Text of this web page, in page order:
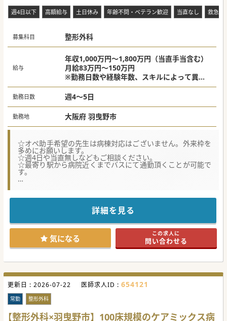
週4日以下 高額給与 土日休み 年齢不問・ベテラン歓迎 当直なし 救急対
募集科目 整形外科
給与
年収1,000万円～1,800万円（当直手当含む）
月給83万円～150万円
※勤務日数や経験年数、スキルによって異な
る
※当直給与：平日：5万円／回、土日祝：10万
円／回
【参考年収】
他手当て含む）
・15年目モデル年俸／1,544万円 （当直その
他手当て含む）
・20年目モデル年俸／1,754万円 （当直その
勤務日数 週4～5日
勤務地 大阪府 羽曳野市
☆オペ助手希望の先生は病棟対応はございません。外来枠を
多めにお願いします。
☆週4日や当直無しなどもご相談ください。
☆最寄り駅から病院近くまでバスにて通勤頂くことが可能で
す。
質の高い医療を目指し、患者様にも職員にも寄り添った医療
是非一度お問い合わせください。
#秋入職可
詳細を見る
気になる この求人に
問い合わせる
更新日 : 2026-07-22 医師求人ID : 654121
常勤 整形外科
【整形外科×羽曳野市】100床規模のケアミックス病